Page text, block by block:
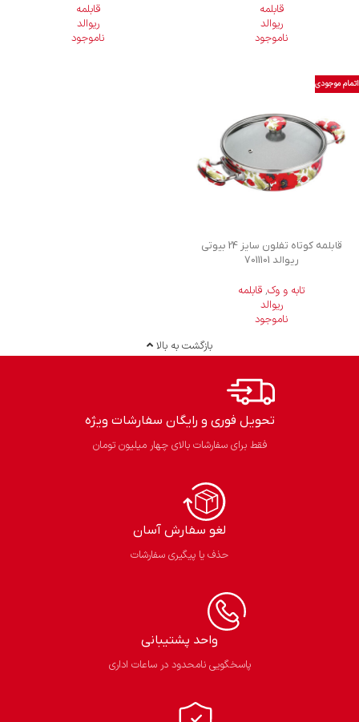
قابلمه
ریوالد
ناموجود
قابلمه
ریوالد
ناموجود
اتمام موجودی
قابلمه کوتاه تفلون سایز 24 بیوتی
ریوالد 7011101
تابه و وک, قابلمه
ریوالد
ناموجود
بازگشت به بالا
تحویل فوری و رایگان سفارشات ویژه
فقط برای سفارشات بالای چهار میلیون تومان
لغو سفارش آسان​
حذف یا پیگیری سفارشات
واحد پشتیبانی
پاسخگویی نامحدود در ساعات اداری